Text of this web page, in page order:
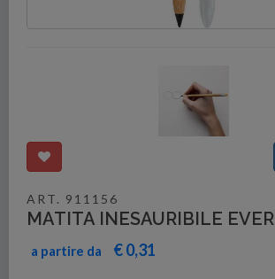
ART. 911156
MATITA INESAURIBILE EVER
a partire da € 0,31